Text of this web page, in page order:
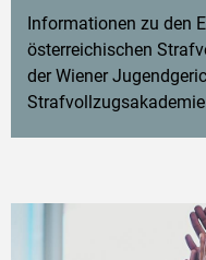
Informationen zu den
österreichischen
der Wiener